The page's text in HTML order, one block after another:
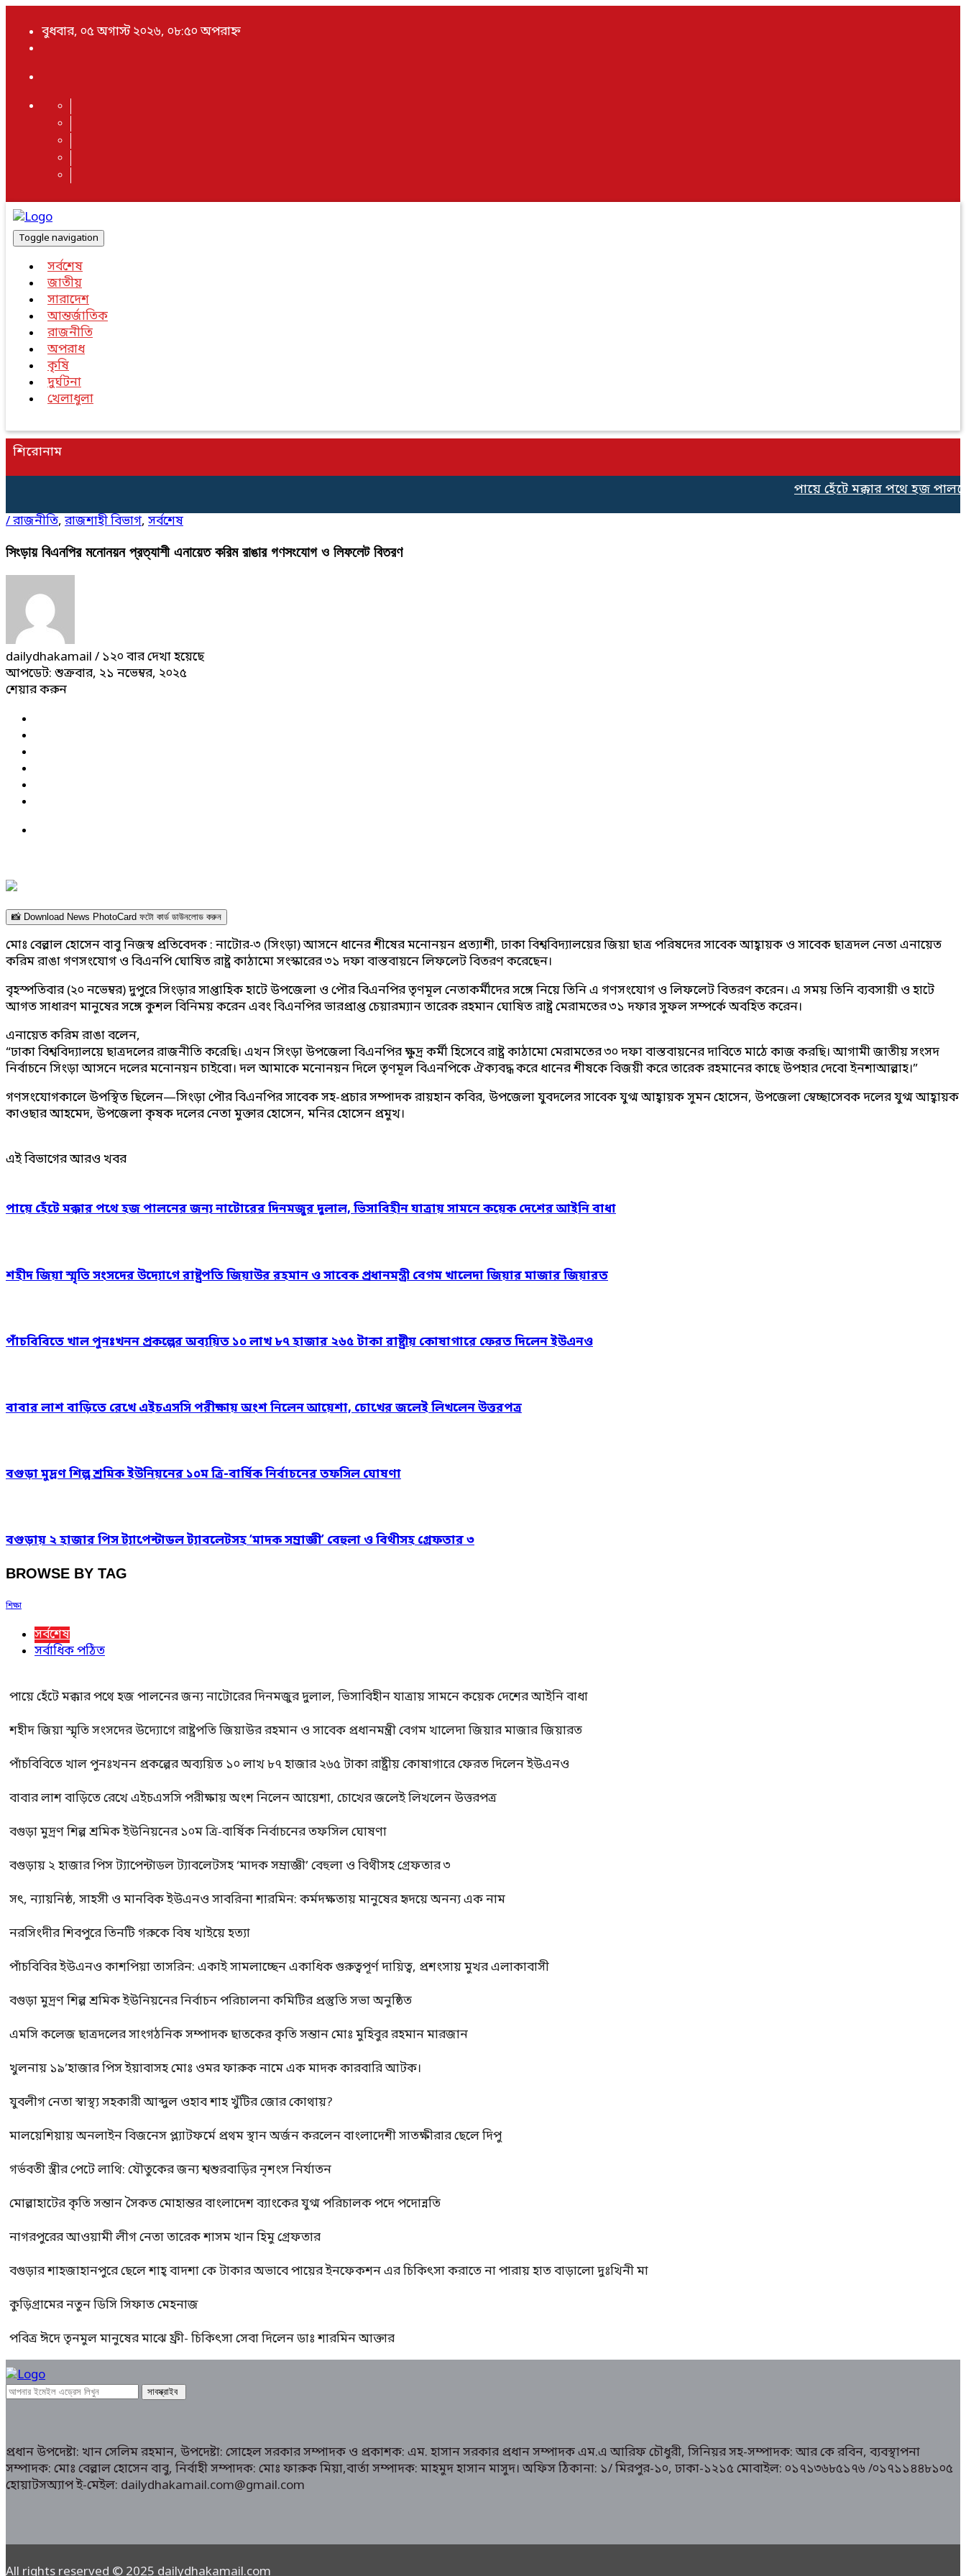
বুধবার, ০৫ অগাস্ট ২০২৬, ০৮:৫০ অপরাহ্ন
Toggle navigation
সর্বশেষ
জাতীয়
সারাদেশ
আন্তর্জাতিক
রাজনীতি
অপরাধ
কৃষি
দুর্ঘটনা
খেলাধুলা
শিরোনাম
পায়ে হেঁটে মক্কার পথে হজ
/রাজনীতি, রাজশাহী বিভাগ, সর্বশেষ
সিংড়ায় বিএনপির মনোনয়ন প্রত্যাশী এনায়েত করিম রাঙার গণসংযোগ ও লিফলেট বিতরণ
dailydhakamail / ১২০ বার দেখা হয়েছে
আপডেট: শুক্রবার, ২১ নভেম্বর, ২০২৫
শেয়ার করুন
📸 Download News PhotoCard ফটো কার্ড ডাউনলোড করুন
মোঃ বেল্লাল হোসেন বাবু নিজস্ব প্রতিবেদক : নাটোর-৩ (সিংড়া) আসনে ধানের শীষের মনোনয়ন প্রত্যাশী, ঢাকা বিশ্ববিদ্যালয়ের জিয়া ছাত্র পরিষদের সাবেক আহ্বায়ক ও সাবেক ছাত্রদল নেতা এনায়েত
করিম রাঙা গণসংযোগ ও বিএনপি ঘোষিত রাষ্ট্র কাঠামো সংস্কারের ৩১ দফা বাস্তবায়নে লিফলেট বিতরণ করেছেন।
বৃহস্পতিবার (২০ নভেম্বর) দুপুরে সিংড়ার সাপ্তাহিক হাটে উপজেলা ও পৌর বিএনপির তৃণমূল নেতাকর্মীদের সঙ্গে নিয়ে তিনি এ গণসংযোগ ও লিফলেট বিতরণ করেন। এ সময় তিনি ব্যবসায়ী ও হাটে
আগত সাধারণ মানুষের সঙ্গে কুশল বিনিময় করেন এবং বিএনপির ভারপ্রাপ্ত চেয়ারম্যান তারেক রহমান ঘোষিত রাষ্ট্র মেরামতের ৩১ দফার সুফল সম্পর্কে অবহিত করেন।
এনায়েত করিম রাঙা বলেন,
“ঢাকা বিশ্ববিদ্যালয়ে ছাত্রদলের রাজনীতি করেছি। এখন সিংড়া উপজেলা বিএনপির ক্ষুদ্র কর্মী হিসেবে রাষ্ট্র কাঠামো মেরামতের ৩০ দফা বাস্তবায়নের দাবিতে মাঠে কাজ করছি। আগামী জাতীয় সংসদ
নির্বাচনে সিংড়া আসনে দলের মনোনয়ন চাইবো। দল আমাকে মনোনয়ন দিলে তৃণমূল বিএনপিকে ঐক্যবদ্ধ করে ধানের শীষকে বিজয়ী করে তারেক রহমানের কাছে উপহার দেবো ইনশাআল্লাহ।”
গণসংযোগকালে উপস্থিত ছিলেন—সিংড়া পৌর বিএনপির সাবেক সহ-প্রচার সম্পাদক রায়হান কবির, উপজেলা যুবদলের সাবেক যুগ্ম আহ্বায়ক সুমন হোসেন, উপজেলা স্বেচ্ছাসেবক দলের যুগ্ম আহ্বায়ক
কাওছার আহমেদ, উপজেলা কৃষক দলের নেতা মুক্তার হোসেন, মনির হোসেন প্রমুখ।
এই বিভাগের আরও খবর
পায়ে হেঁটে মক্কার পথে হজ পালনের জন্য নাটোরের দিনমজুর দুলাল, ভিসাবিহীন যাত্রায় সামনে কয়েক দেশের আইনি বাধা
শহীদ জিয়া স্মৃতি সংসদের উদ্যোগে রাষ্ট্রপতি জিয়াউর রহমান ও সাবেক প্রধানমন্ত্রী বেগম খালেদা জিয়ার মাজার জিয়ারত
পাঁচবিবিতে খাল পুনঃখনন প্রকল্পের অব্যয়িত ১০ লাখ ৮৭ হাজার ২৬৫ টাকা রাষ্ট্রীয় কোষাগারে ফেরত দিলেন ইউএনও
বাবার লাশ বাড়িতে রেখে এইচএসসি পরীক্ষায় অংশ নিলেন আয়েশা, চোখের জলেই লিখলেন উত্তরপত্র
বগুড়া মুদ্রণ শিল্প শ্রমিক ইউনিয়নের ১০ম ত্রি-বার্ষিক নির্বাচনের তফসিল ঘোষণা
বগুড়ায় ২ হাজার পিস ট্যাপেন্টাডল ট্যাবলেটসহ ‘মাদক সম্রাজ্ঞী’ বেহুলা ও বিথীসহ গ্রেফতার ৩
BROWSE BY TAG
শিক্ষা
সর্বশেষ
সর্বাধিক পঠিত
পায়ে হেঁটে মক্কার পথে হজ পালনের জন্য নাটোরের দিনমজুর দুলাল, ভিসাবিহীন যাত্রায় সামনে কয়েক দেশের আইনি বাধা
শহীদ জিয়া স্মৃতি সংসদের উদ্যোগে রাষ্ট্রপতি জিয়াউর রহমান ও সাবেক প্রধানমন্ত্রী বেগম খালেদা জিয়ার মাজার জিয়ারত
পাঁচবিবিতে খাল পুনঃখনন প্রকল্পের অব্যয়িত ১০ লাখ ৮৭ হাজার ২৬৫ টাকা রাষ্ট্রীয় কোষাগারে ফেরত দিলেন ইউএনও
বাবার লাশ বাড়িতে রেখে এইচএসসি পরীক্ষায় অংশ নিলেন আয়েশা, চোখের জলেই লিখলেন উত্তরপত্র
বগুড়া মুদ্রণ শিল্প শ্রমিক ইউনিয়নের ১০ম ত্রি-বার্ষিক নির্বাচনের তফসিল ঘোষণা
বগুড়ায় ২ হাজার পিস ট্যাপেন্টাডল ট্যাবলেটসহ ‘মাদক সম্রাজ্ঞী’ বেহুলা ও বিথীসহ গ্রেফতার ৩
সৎ, ন্যায়নিষ্ঠ, সাহসী ও মানবিক ইউএনও সাবরিনা শারমিন: কর্মদক্ষতায় মানুষের হৃদয়ে অনন্য এক নাম
নরসিংদীর শিবপুরে তিনটি গরুকে বিষ খাইয়ে হত্যা
পাঁচবিবির ইউএনও কাশপিয়া তাসরিন: একাই সামলাচ্ছেন একাধিক গুরুত্বপূর্ণ দায়িত্ব, প্রশংসায় মুখর এলাকাবাসী
বগুড়া মুদ্রণ শিল্প শ্রমিক ইউনিয়নের নির্বাচন পরিচালনা কমিটির প্রস্তুতি সভা অনুষ্ঠিত
এমসি কলেজ ছাত্রদলের সাংগঠনিক সম্পাদক ছাতকের কৃতি সন্তান মোঃ মুহিবুর রহমান মারজান
খুলনায় ১৯’হাজার পিস ইয়াবাসহ মোঃ ওমর ফারুক নামে এক মাদক কারবারি আটক।
যুবলীগ নেতা স্বাস্থ্য সহকারী আব্দুল ওহাব শাহ খুঁটির জোর কোথায়?
মালয়েশিয়ায় অনলাইন বিজনেস প্ল্যাটফর্মে প্রথম স্থান অর্জন করলেন বাংলাদেশী সাতক্ষীরার ছেলে দিপু
গর্ভবতী স্ত্রীর পেটে লাথি: যৌতুকের জন্য শ্বশুরবাড়ির নৃশংস নির্যাতন
মোল্লাহাটের কৃতি সন্তান সৈকত মোহান্তর বাংলাদেশ ব্যাংকের যুগ্ম পরিচালক পদে পদোন্নতি
নাগরপুরের আওয়ামী লীগ নেতা তারেক শাসম খান হিমু গ্রেফতার
বগুড়ার শাহজাহানপুরে ছেলে শাহ্ বাদশা কে টাকার অভাবে পায়ের ইনফেকশন এর চিকিৎসা করাতে না পারায় হাত বাড়ালো দুঃখিনী মা
কুড়িগ্রামের নতুন ডিসি সিফাত মেহনাজ
পবিত্র ঈদে তৃনমুল মানুষের মাঝে ফ্রী- চিকিৎসা সেবা দিলেন ডাঃ শারমিন আক্তার
প্রধান উপদেষ্টা: খান সেলিম রহমান, উপদেষ্টা: সোহেল সরকার সম্পাদক ও প্রকাশক: এম. হাসান সরকার প্রধান সম্পাদক এম.এ আরিফ চৌধুরী, সিনিয়র সহ-সম্পাদক: আর কে রবিন, ব্যবস্থাপনা
সম্পাদক: মোঃ বেল্লাল হোসেন বাবু, নির্বাহী সম্পাদক: মোঃ ফারুক মিয়া,বার্তা সম্পাদক: মাহমুদ হাসান মাসুদ। অফিস ঠিকানা: ১/ মিরপুর-১০, ঢাকা-১২১৫ মোবাইল: ০১৭১৩৬৮৫১৭৬ /০১৭১১৪৪৮১০৫
হোয়াটসঅ্যাপ ই-মেইল: dailydhakamail.com@gmail.com
All rights reserved © 2025 dailydhakamail.com